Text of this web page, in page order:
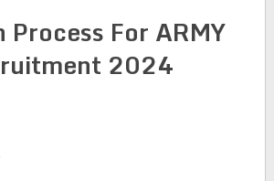
Process For ARMY
2024